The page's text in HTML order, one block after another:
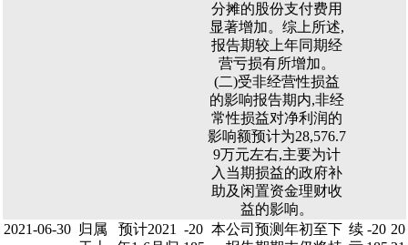
分摊的股份支付费用
显著增加。综上所述,
报告期较上年同期经
营亏损有所增加。
(二)受非经营性损益
的影响报告期内,非经
常性损益对净利润的
影响额预计为28,576.7
9万元左右,主要为计
入当期损益的政府补
助及闲置资金理财收
益的影响。
2021-06-30 归属
预计2021
-20 本公司预测年初至下 续 -20 20